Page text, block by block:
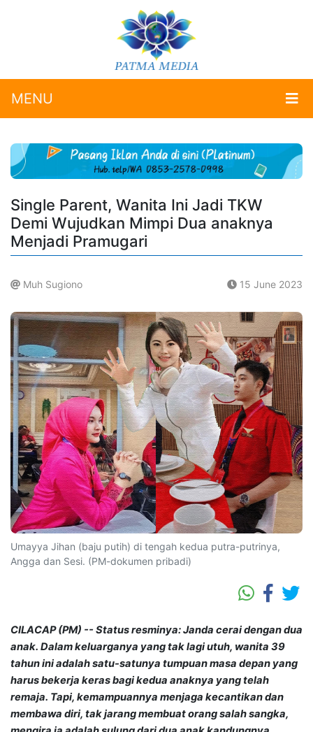
MENU
Single Parent, Wanita Ini Jadi TKW
Demi Wujudkan Mimpi Dua anaknya
Menjadi Pramugari
Muh Sugiono 15 June 2023
Umayya Jihan (baju putih) di tengah kedua putra-putrinya,
Angga dan Sesi. (PM-dokumen pribadi)
CILACAP (PM) -- Status resminya:Janda cerai dengan dua
anak. Dalam keluarganya yang tak lagi utuh, wanita 39
tahun ini adalah satu-satunya tumpuan masa depan yang
harus bekerja keras bagi kedua anaknya yang telah
remaja. Tapi, kemampuannya menjaga kecantikan dan
membawa diri, tak jarangmembuat orang salah sangka,